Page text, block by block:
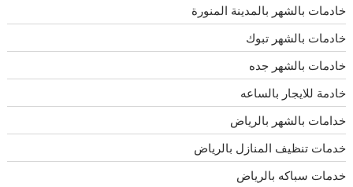
خادمات بالشهر بالمدينة المنورة
خادمات بالشهر تبوك
خادمات بالشهر جده
خادمة للايجار بالساعه
خدامات بالشهر بالرياض
خدمات تنظيف المنازل بالرياض
خدمات سباكه بالرياض